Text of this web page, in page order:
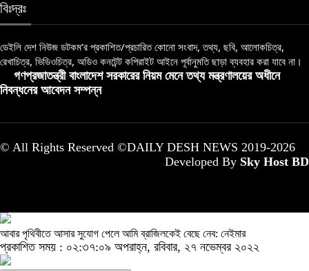
বিঃদ্রঃ
ডেইলি দেশ নিউজ ডটকম’র প্রকাশিত/প্রচারিত কোনো সংবাদ, তথ্য, ছবি, আলোকচিত্র,
রেখাচিত্র, ভিডিওচিত্র, অডিও কনটেন্ট কপিরাইট আইনে পূর্বানুমতি ছাড়া ব্যবহার করা যাবে না।
গণপ্রজাতন্ত্রী বাংলাদেশ সরকারের নিয়ম মেনে তথ্য মন্ত্রণালয়ের অধীনে
নিবন্ধনের আবেদন সম্পন্ন
© All Rights Reserved ©DAILY DESH NEWS 2019-2026
Developed By Sky Host BD
আবার পৃথিবীতে আসার সুযোগ পেলে আমি ব্রাজিলকেই বেছে নেব: নেইমার
প্রকাশিত সময় : ০২:৩৭:০৯ অপরাহ্ন, রবিবার, ২৭ নভেম্বর ২০২২